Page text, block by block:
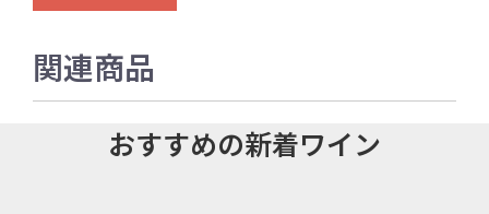
関連商品
おすすめの新着ワイン